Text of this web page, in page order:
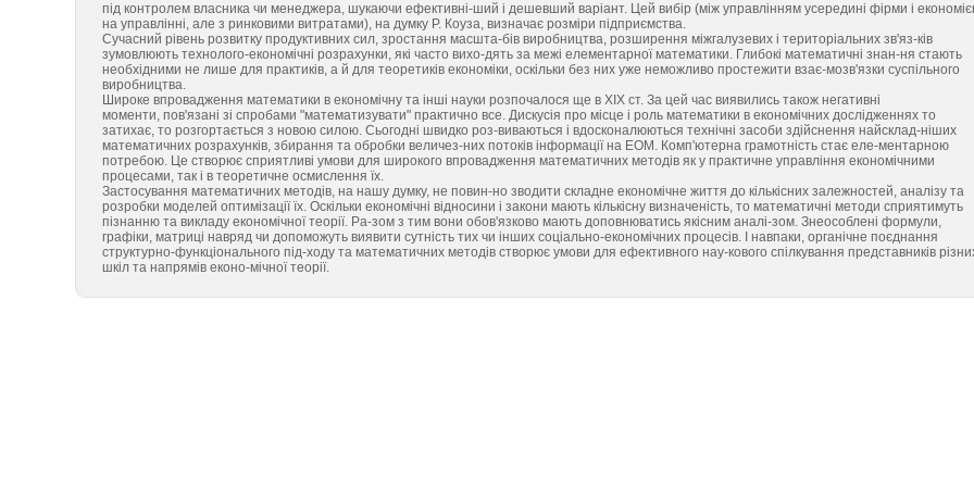
під контролем власника чи менеджера, шукаючи ефективні-ший і дешевший варіант. Цей вибір (між управлінням усередині фірми і
на управлінні, але з ринковими витратами), на думку Р. Коуза, визначає розміри підприємства.
Сучасний рівень розвитку продуктивних сил, зростання масшта-бів виробництва, розширення міжгалузевих і територіальних зв'яз-ків
зумовлюють технолого-економічні розрахунки, які часто вихо-дять за межі елементарної математики. Глибокі математичні знан-ня стають
необхідними не лише для практиків, а й для теоретиків економіки, оскільки без них уже неможливо простежити взає-мозв'язки суспільного
виробництва.
Широке впровадження математики в економічну та інші науки розпочалося ще в XIX ст. За цей час виявились також негативні
моменти, пов'язані зі спробами "математизувати" практично все. Дискусія про місце і роль математики в економічних дослідженнях то
затихає, то розгортається з новою силою. Сьогодні швидко роз-виваються і вдосконалюються технічні засоби здійснення найсклад-ніших
математичних розрахунків, збирання та обробки величез-них потоків інформації на ЕОМ. Комп'ютерна грамотність стає еле-ментарною
потребою. Це створює сприятливі умови для широкого впровадження математичних методів як у практичне управління економічними
процесами, так і в теоретичне осмислення їх.
Застосування математичних методів, на нашу думку, не повин-но зводити складне економічне життя до кількісних залежностей, аналізу та
розробки моделей оптимізації їх. Оскільки економічні відносини і закони мають кількісну визначеність, то математичні методи сприятимуть
пізнанню та викладу економічної теорії. Ра-зом з тим вони обов'язково мають доповнюватись якісним аналі-зом. Знеособлені формули,
графіки, матриці навряд чи допоможуть виявити сутність тих чи інших соціально-економічних процесів. І навпаки, органічне поєднання
структурно-функціонального під-ходу та математичних методів створює умови для ефективного нау-кового спілкування представників
шкіл та напрямів еконо-мічної теорії.